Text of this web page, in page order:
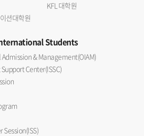
KFL 대학원
션대학원
Students
& Management(OIAM)
Center(ISSC)